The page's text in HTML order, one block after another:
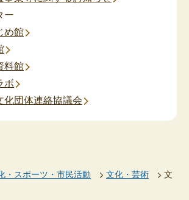
ー
め館
料館
ボ
化団体連絡協議会
・スポーツ・市民活動 文化・芸術
文